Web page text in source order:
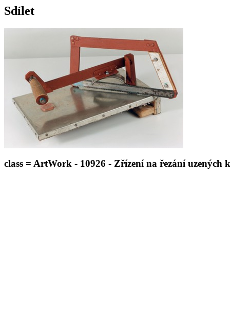
Sdílet
class = ArtWork - 10926 - Zřízení na řezání uzených